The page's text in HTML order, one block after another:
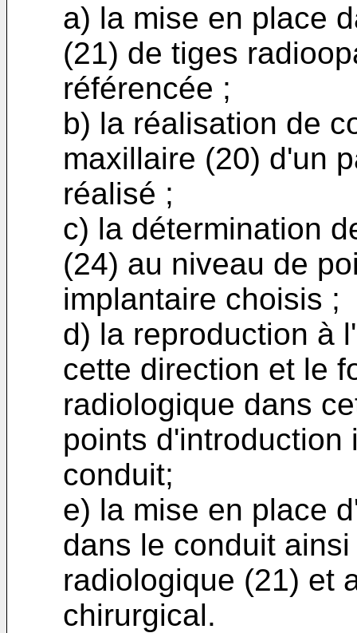
a) la mise en place
(21) de tiges
référencée ;
b) la réalisation de
maxillaire (20) d'un
réalisé ;
c) la détermination
(24) au niveau de
implantaire choisis ;
d) la reproduction à
cette direction et le
radiologique dans
points d'introduction
conduit;
e) la mise en place
dans le conduit
radiologique (21) et
chirurgical.